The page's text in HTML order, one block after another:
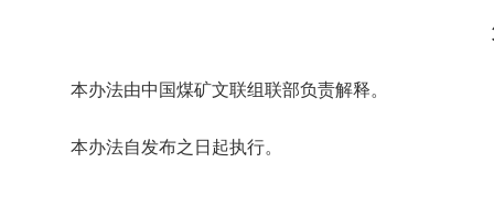
本办法由中国煤矿文联组联部负责解释。
本办法自发布之日起执行。